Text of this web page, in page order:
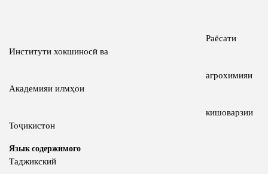
Раёсати
Институти хокшиносӣ ва
агрохимияи
Академияи илмҳои
кишоварзии
Тоҷикистон
Язык содержимого
Таджикский